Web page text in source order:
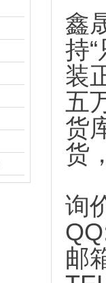
鑫
持
装
五
货
货
询
邮